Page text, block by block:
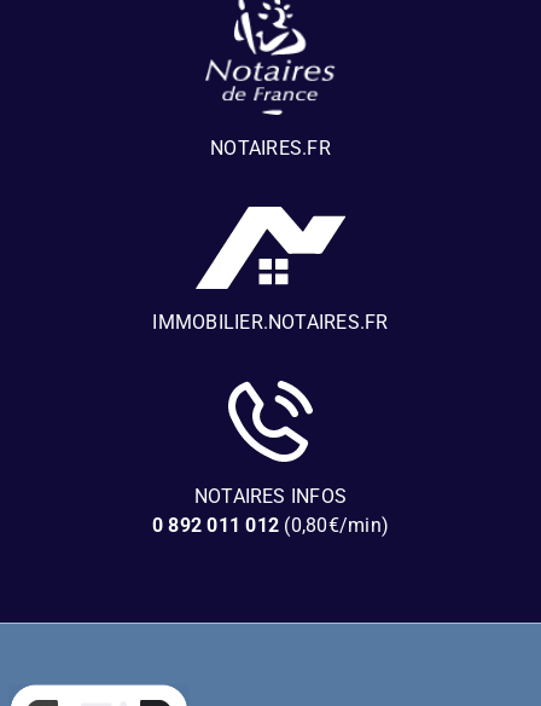
NOTAIRES.FR
IMMOBILIER.NOTAIRES.FR
NOTAIRES INFOS
0 892 011 012 (0,80€/min)